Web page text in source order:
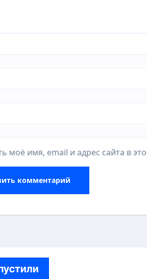
моё имя, email и адрес сайта в